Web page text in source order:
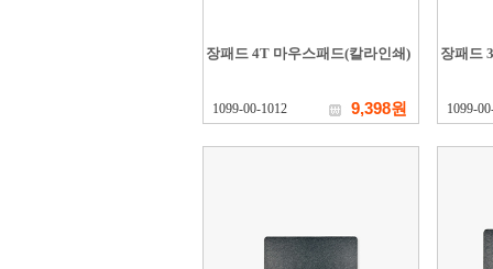
장패드 4T 마우스패드(칼라인쇄)
1099-00-1012 9,398원
장패드
1099-